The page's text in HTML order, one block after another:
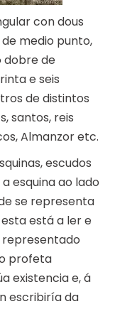
con dous
medio punto,
dobre de
e seis
de distintos
santos, reis
Almanzor etc.
escudos
esquina ao lado
se representa
está a ler e
representado
profeta
existencia e, á
escribiría da